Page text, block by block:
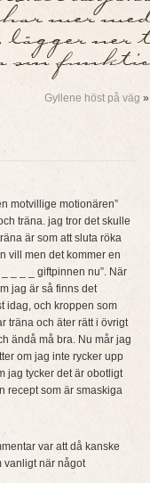
Gyllene höst på väg »
motvillige motionären”
träna. jag tror det skulle
är som att sluta röka
vill men det kommer en
_ _ _ giftpinnen nu”. När
jag är så finns det
idag, och kroppen som
träna och äter rätt i övrigt
ändå må bra. Nu mår jag
om jag inte rycker upp
jag tycker det är obotligt
recept som är smaskiga
var att då kanske
vanligt när något